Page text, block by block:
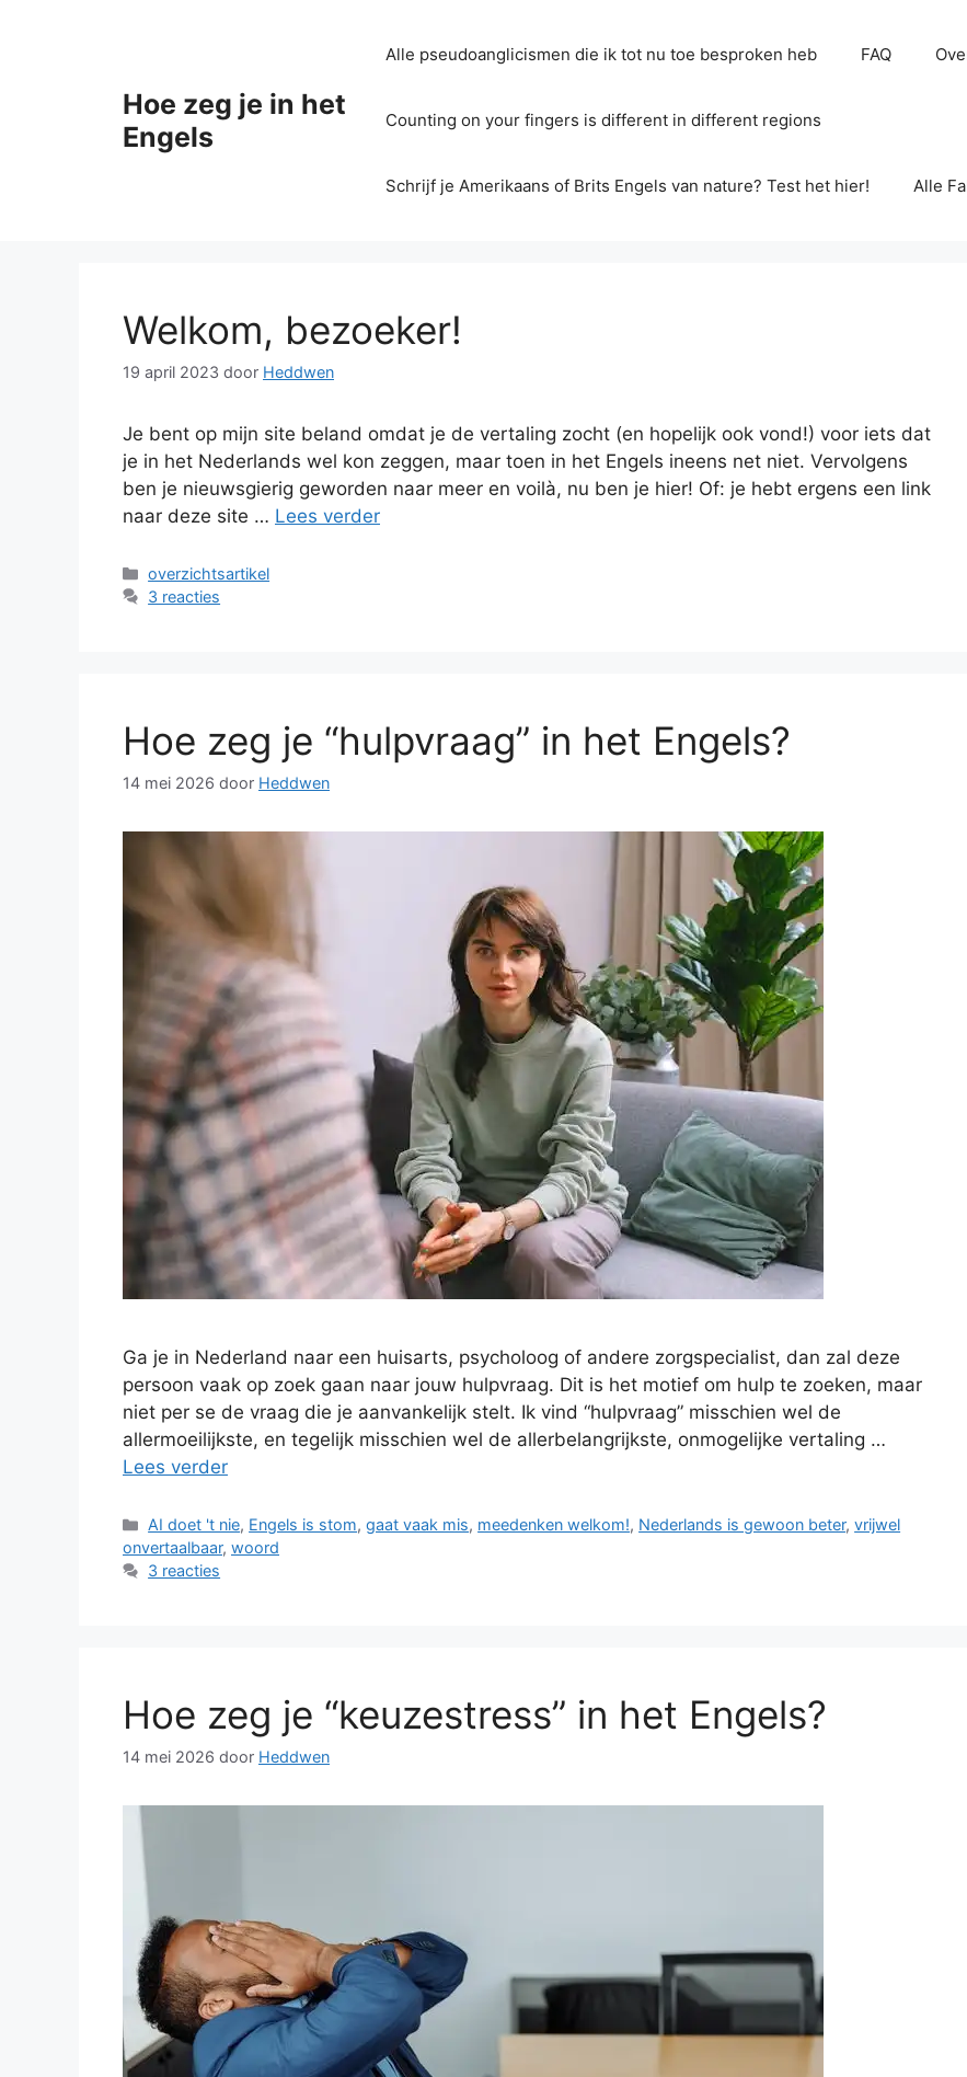
Hoe zeg je in het
Engels
Alle pseudoanglicismen die ik tot nu toe besproken heb FAQ
Counting on your fingers is different in different regions
Schrijf je Amerikaans of Brits Engels van nature? Test het hier! Alle
Welkom, bezoeker!
19 april 2023 door Heddwen
Je bent op mijn site beland omdat je de vertaling zocht (en hopelijk ook vond!) voor iets dat
je in het Nederlands wel kon zeggen, maar toen in het Engels ineens net niet. Vervolgens
ben je nieuwsgierig geworden naar meer en voilà, nu ben je hier! Of: je hebt ergens een link
naar deze site … Lees verder
Categorieën
overzichtsartikel
3 reacties
Hoe zeg je “hulpvraag” in het Engels?
14 mei 2026 door Heddwen
Ga je in Nederland naar een huisarts, psycholoog of andere zorgspecialist, dan zal deze
persoon vaak op zoek gaan naar jouw hulpvraag. Dit is het motief om hulp te zoeken, maar
niet per se de vraag die je aanvankelijk stelt. Ik vind “hulpvraag” misschien wel de
allermoeilijkste, en tegelijk misschien wel de allerbelangrijkste, onmogelijke vertaling …
Lees verder
Categorieën
AI doet 't nie, Engels is stom,gaat vaak mis, meedenken welkom!, Nederlands is gewoon beter,vrijwel
onvertaalbaar, woord
3 reacties
Hoe zeg je “keuzestress” in het Engels?
14 mei 2026 door Heddwen